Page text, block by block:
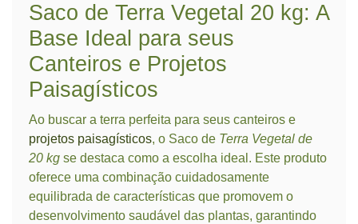
Saco de Terra Vegetal 20 kg: A
Base Ideal para seus
Canteiros e Projetos
Paisagísticos
Ao buscar a terra perfeita para seus canteiros e
projetos paisagísticos, o Saco de Terra Vegetal de
20 kgse destaca como a escolha ideal. Este produto
oferece uma combinação cuidadosamente
equilibrada de características que promovem o
desenvolvimento saudável das plantas, garantindo